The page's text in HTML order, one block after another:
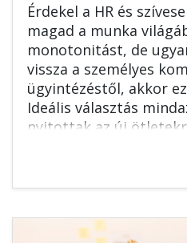
Érdekel a HR és
magad a munka
monotonitást, de
vissza a személyes
ügyintézéstől, akkor
Ideális választás
nyitottak az új
vállalatnál.